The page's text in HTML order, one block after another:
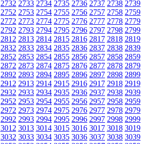
2732 2733 2734 2735 2736 2737 2738 2739
2752 2753 2754 2755 2756 2757 2758 2759
2772 2773 2774 2775 2776 2777 2778 2779
2792 2793 2794 2795 2796 2797 2798 2799
2812 2813 2814 2815 2816 2817 2818 2819
2832 2833 2834 2835 2836 2837 2838 2839
2852 2853 2854 2855 2856 2857 2858 2859
2872 2873 2874 2875 2876 2877 2878 2879
2892 2893 2894 2895 2896 2897 2898 2899
2912 2913 2914 2915 2916 2917 2918 2919
2932 2933 2934 2935 2936 2937 2938 2939
2952 2953 2954 2955 2956 2957 2958 2959
2972 2973 2974 2975 2976 2977 2978 2979
2992 2993 2994 2995 2996 2997 2998 2999
3012 3013 3014 3015 3016 3017 3018 3019
3032 3033 3034 3035 3036 3037 3038 3039